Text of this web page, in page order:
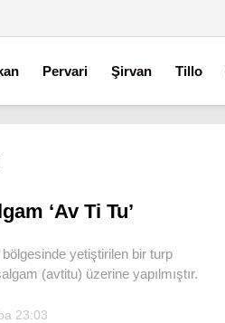
Pervari Şirvan Tillo
‘Av Ti Tu’
bölgesinde yetiştirilen bir turp
(avtitu) üzerine yapılmıştır.
23:03